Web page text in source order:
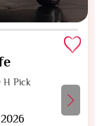
H Pick